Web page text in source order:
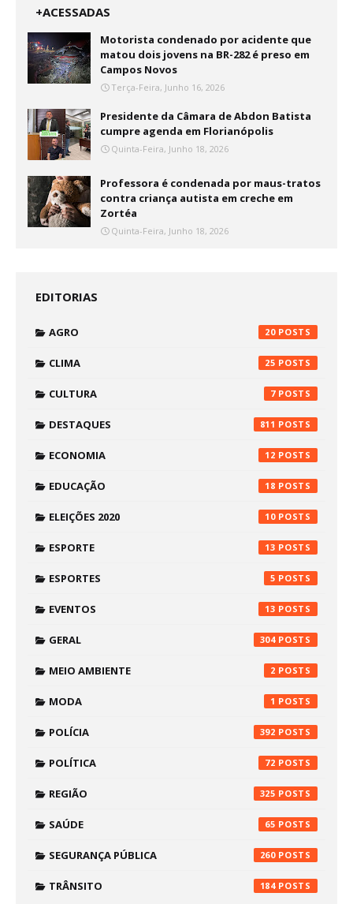
+ACESSADAS
Motorista condenado por acidente que
matou dois jovens na BR-282 é preso em
Campos Novos
Terça-Feira, Junho 16, 2026
Presidente da Câmara de Abdon Batista
cumpre agenda em Florianópolis
Quinta-Feira, Junho 18, 2026
Professora é condenada por maus-tratos
contra criança autista em creche em
Zortéa
Quinta-Feira, Junho 18, 2026
EDITORIAS
AGRO 20
CLIMA 25
CULTURA 7
DESTAQUES 811
ECONOMIA 12
EDUCAÇÃO 18
ELEIÇÕES 2020 10
ESPORTE 13
ESPORTES 5
EVENTOS 13
GERAL 304
MEIO AMBIENTE 2
MODA 1
POLÍCIA 392
POLÍTICA 72
REGIÃO 325
SAÚDE 65
SEGURANÇA PÚBLICA 260
TRÂNSITO 184